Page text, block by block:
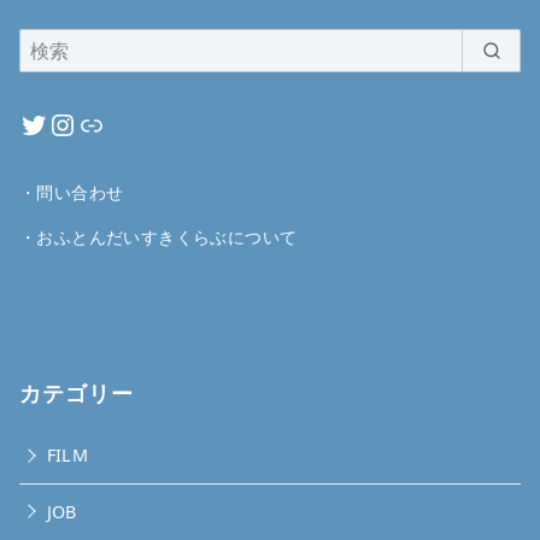
・ 問い合わせ
・ おふとんだいすきくらぶについて
カテゴリー
FILM
JOB